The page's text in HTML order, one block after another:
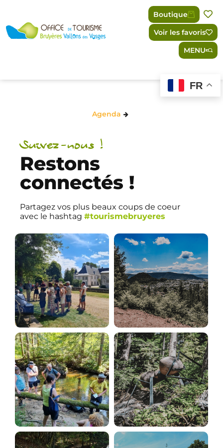
Boutique
Voir les favoris
MENU
FR
Agenda
Suivez-nous !
Restons
connectés !
Partagez vos plus beaux coups de coeur
avec le hashtag #tourismebruyeres